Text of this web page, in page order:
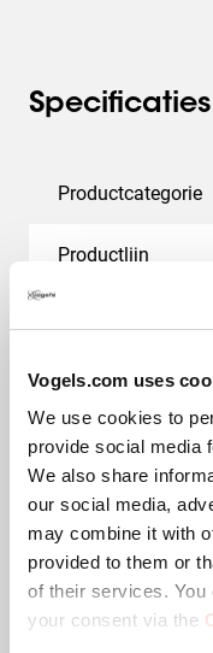
Vogels.com uses
We use cookies to
provide social media
We also share
our social media,
may combine it with
provided to them or
of their services. You
your consent via the
Specificaties
Productcategorie
Productlijn
Garantie
Kleur
Hoogte (mm)
Lengte (mm)
Diepte (mm)